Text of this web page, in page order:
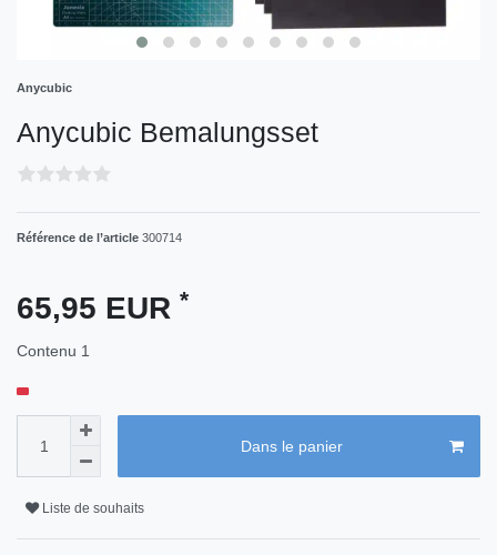
Anycubic
Anycubic Bemalungsset
Référence de l’article 300714
65,95 EUR *
Contenu 1
Dans le panier
Liste de souhaits